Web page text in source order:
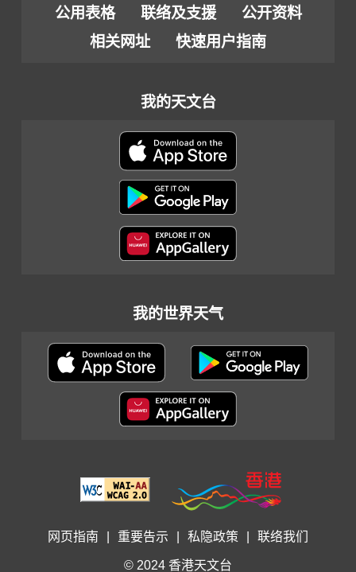
公用表格 联络及支援
公开资料
相关网址
快速用户指南
我的天文台
我的世界天气
网页指南 重要告示 私隐政策 联络我们
© 2024 香港天文台